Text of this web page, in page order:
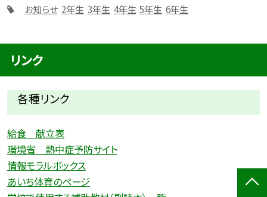
お知らせ 2年生 3年生 4年生 5年生 6年生
リンク
各種リンク
給食 献立表
環境省 熱中症予防サイト
情報モラルボックス
あいち体育のページ